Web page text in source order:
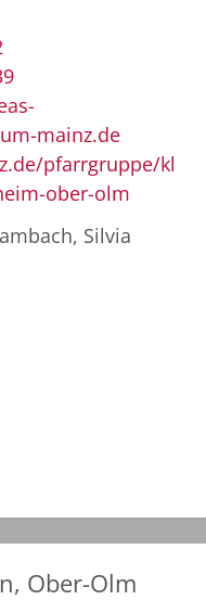
mainz.de
pfarrgruppe/kl
ober-olm
Silvia
Ober-Olm